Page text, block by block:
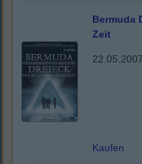
Bermuda
Zeit
22.05.2007
Kaufen